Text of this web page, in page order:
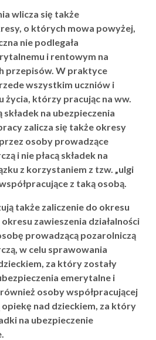
wlicza się także
o których mowa powyżej,
nie podlegała
i rentowym na
przepisów. W praktyce
wszystkim uczniów i
życia, którzy pracując na ww.
składek na ubezpieczenia
zalicza się także okresy
osoby prowadzące
i nie płacą składek na
z korzystaniem z tzw. „ulgi
z taką osobą.
także zaliczenie do okresu
zawieszenia działalności
prowadzącą pozarolniczą
w celu sprawowania
za który zostały
emerytalne i
osoby współpracującej
nad dzieckiem, za który
na ubezpieczenie